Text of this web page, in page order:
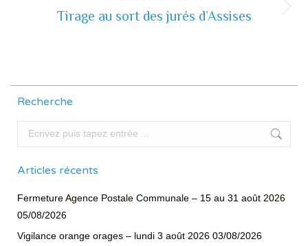
Actualité
Tirage au sort des jurés d’Assises
Recherche
Recherche
Articles récents
Fermeture Agence Postale Communale – 15 au 31 août 2026
05/08/2026
Vigilance orange orages – lundi 3 août 2026 03/08/2026